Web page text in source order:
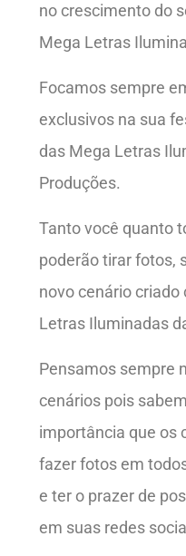
no crescimento do
Mega Letras
Focamos sempre
exclusivos na sua
das Mega Letras
Produções.
Tanto você quanto
poderão tirar fotos,
novo cenário
Letras Iluminadas
Pensamos sempre
cenários pois
importância que os
fazer fotos em
e ter o prazer de
em suas redes